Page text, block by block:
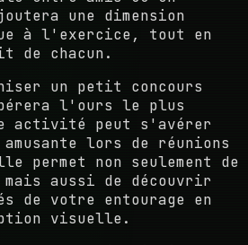
une dimension
à l'exercice, tout en
de chacun.
un petit concours
l'ours le plus
activité peut s'avérer
lors de réunions
permet non seulement de
aussi de découvrir
de votre entourage en
visuelle.